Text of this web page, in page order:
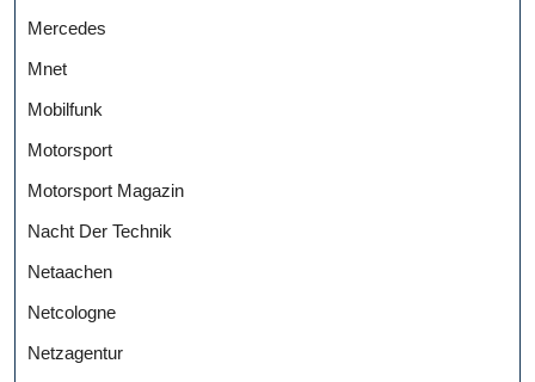
Mercedes
Mnet
Mobilfunk
Motorsport
Motorsport Magazin
Nacht Der Technik
Netaachen
Netcologne
Netzagentur